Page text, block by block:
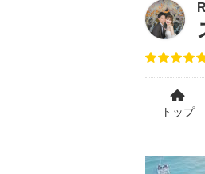
トップ